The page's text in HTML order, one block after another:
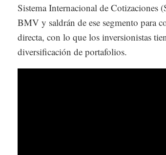
Sistema Internacional de Cotizaciones
BMV y saldrán de ese segmento para
directa, con lo que los inversionistas
diversificación de portafolios.